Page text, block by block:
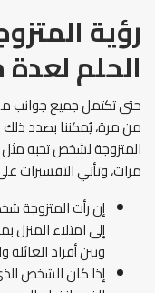
رؤية
الحلم
حتى تكتمل جميع جوانب
من مرة، يُمكننا بصدد
المتزوجة لشخص تحبه
مرات، وتأتي التفسيرات
إن رأت المتزوجة
إلى امتلاء المنزل
وبين أفراد العائلة
إذا كان الشخص